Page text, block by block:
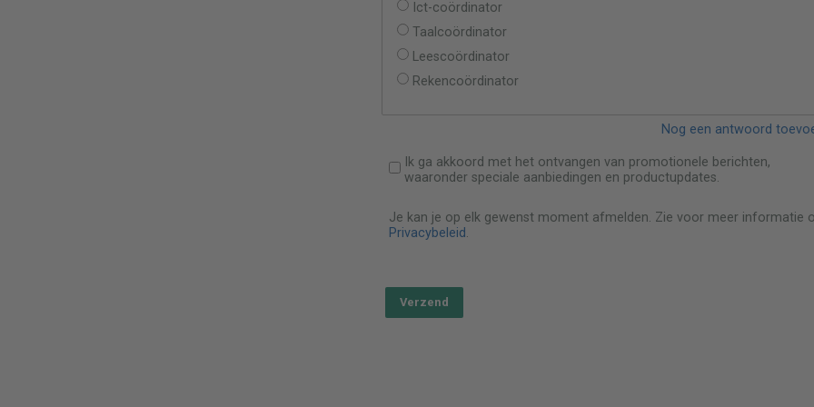
Ict-coördinator
Taalcoördinator
Leescoördinator
Rekencoördinator
Nog een antwoord
Ik ga akkoord met het ontvangen van promotionele berichten,
waaronder speciale aanbiedingen en productupdates.
Je kan je op elk gewenst moment afmelden. Zie voor meer informatie
Privacybeleid.